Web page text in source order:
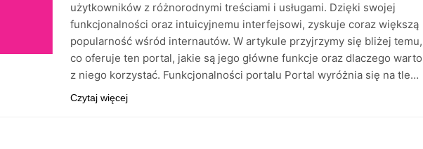
użytkowników z różnorodnymi treściami i usługami. Dzięki swojej
funkcjonalności oraz intuicyjnemu interfejsowi, zyskuje coraz większą
popularność wśród internautów. W artykule przyjrzymy się bliżej temu,
co oferuje ten portal, jakie są jego główne funkcje oraz dlaczego warto
z niego korzystać. Funkcjonalności portalu Portal wyróżnia się na tle…
Czytaj więcej